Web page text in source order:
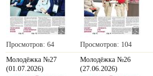
Просмотров: 64 Просмотров: 104
Молодёжка №27
(01.07.2026)
Молодёжка №26
(27.06.2026)